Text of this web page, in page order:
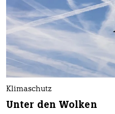
Klimaschutz
Unter den Wolken